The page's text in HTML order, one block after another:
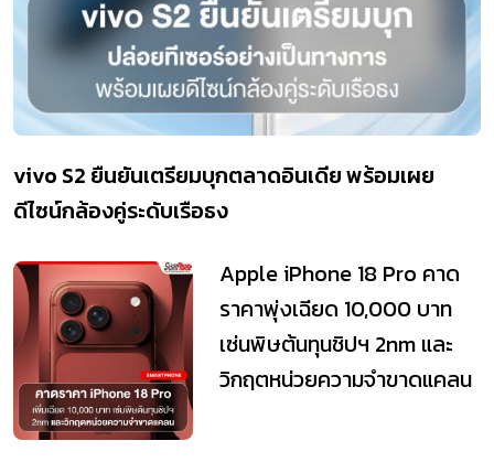
vivo S2 ยืนยันเตรียมบุกตลาดอินเดีย พร้อมเผย
ดีไซน์กล้องคู่ระดับเรือธง
Apple iPhone 18 Pro คาด
ราคาพุ่งเฉียด 10,000 บาท
เซ่นพิษต้นทุนชิปฯ 2nm และ
วิกฤตหน่วยความจำขาดแคลน